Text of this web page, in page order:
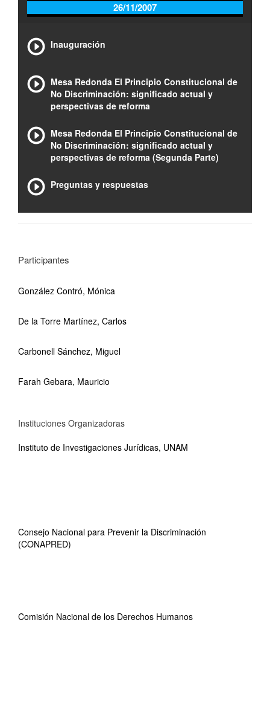
26/11/2007
Inauguración
Mesa Redonda El Principio Constitucional de
No Discriminación: significado actual y
perspectivas de reforma
Mesa Redonda El Principio Constitucional de
No Discriminación: significado actual y
perspectivas de reforma (Segunda Parte)
Preguntas y respuestas
Participantes
González Contró, Mónica
De la Torre Martínez, Carlos
Carbonell Sánchez, Miguel
Farah Gebara, Mauricio
Instituciones Organizadoras
Instituto de Investigaciones Jurídicas, UNAM
Consejo Nacional para Prevenir la Discriminación
(CONAPRED)
Comisión Nacional de los Derechos Humanos